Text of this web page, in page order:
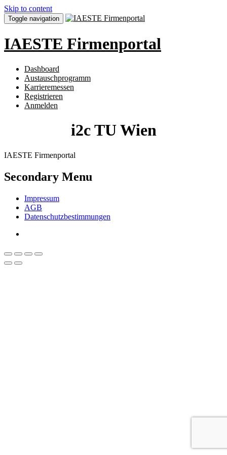
Skip to content
Toggle navigation
IAESTE Firmenportal
Dashboard
Austauschprogramm
Karrieremessen
Registrieren
Anmelden
i2c TU Wien
IAESTE Firmenportal
Secondary Menu
Impressum
AGB
Datenschutzbestimmungen